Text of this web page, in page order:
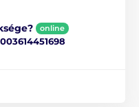
online
003614451698